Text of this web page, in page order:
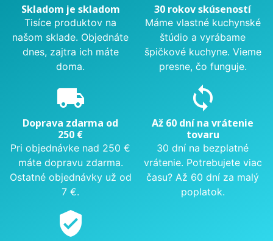
Skladom je skladom
Tisíce produktov na
našom sklade. Objednáte
dnes, zajtra ich máte
doma.
30 rokov skúseností
Máme vlastné kuchynské
štúdio a vyrábame
špičkové kuchyne. Vieme
presne, čo funguje.
local_shipping
Doprava zdarma od
250 €
Pri objednávke nad 250 €
máte dopravu zdarma.
Ostatné objednávky už od
7 €.
sync
Až 60 dní na vrátenie
tovaru
30 dní na bezplatné
vrátenie. Potrebujete viac
času? Až 60 dní za malý
poplatok.
verified_user